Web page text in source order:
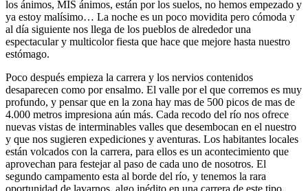
los ánimos, MIS ánimos, están por los suelos, no hemos empezado y
ya estoy malísimo… La noche es un poco movidita pero cómoda y
al día siguiente nos llega de los pueblos de alrededor una
espectacular y multicolor fiesta que hace que mejore hasta nuestro
estómago.
Poco después empieza la carrera y los nervios contenidos
desaparecen como por ensalmo. El valle por el que corremos es muy
profundo, y pensar que en la zona hay mas de 500 picos de mas de
4.000 metros impresiona aún más. Cada recodo del río nos ofrece
nuevas vistas de interminables valles que desembocan en el nuestro
y que nos sugieren expediciones y aventuras. Los habitantes locales
están volcados con la carrera, para ellos es un acontecimiento que
aprovechan para festejar al paso de cada uno de nosotros. El
segundo campamento esta al borde del río, y tenemos la rara
oportunidad de lavarnos, algo inédito en una carrera de este tipo.